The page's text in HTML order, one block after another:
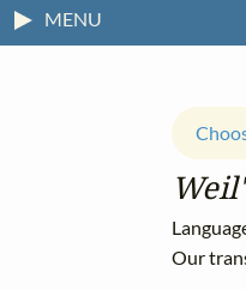
MENU
Our